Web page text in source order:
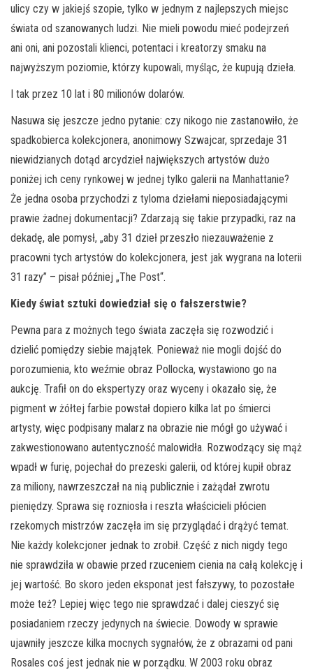
ulicy czy w jakiejś szopie, tylko w jednym z najlepszych miejsc
świata od szanowanych ludzi. Nie mieli powodu mieć podejrzeń
ani oni, ani pozostali klienci, potentaci i kreatorzy smaku na
najwyższym poziomie, którzy kupowali, myśląc, że kupują dzieła.
I tak przez 10 lat i 80 milionów dolarów.
Nasuwa się jeszcze jedno pytanie: czy nikogo nie zastanowiło, że
spadkobierca kolekcjonera, anonimowy Szwajcar, sprzedaje 31
niewidzianych dotąd arcydzieł największych artystów dużo
poniżej ich ceny rynkowej w jednej tylko galerii na Manhattanie?
Że jedna osoba przychodzi z tyloma dziełami nieposiadającymi
prawie żadnej dokumentacji? Zdarzają się takie przypadki, raz na
dekadę, ale pomysł, „aby 31 dzieł przeszło niezauważenie z
pracowni tych artystów do kolekcjonera, jest jak wygrana na loterii
31 razy” – pisał później „The Post“.
Kiedy świat sztuki dowiedział się o fałszerstwie?
Pewna para z możnych tego świata zaczęła się rozwodzić i
dzielić pomiędzy siebie majątek. Ponieważ nie mogli dojść do
porozumienia, kto weźmie obraz Pollocka, wystawiono go na
aukcję. Trafił on do ekspertyzy oraz wyceny i okazało się, że
pigment w żółtej farbie powstał dopiero kilka lat po śmierci
artysty, więc podpisany malarz na obrazie nie mógł go używać i
zakwestionowano autentyczność malowidła. Rozwodzący się mąż
wpadł w furię, pojechał do prezeski galerii, od której kupił obraz
za miliony, nawrzeszczał na nią publicznie i zażądał zwrotu
pieniędzy. Sprawa się rozniosła i reszta właścicieli płócien
rzekomych mistrzów zaczęła im się przyglądać i drążyć temat.
Nie każdy kolekcjoner jednak to zrobił. Część z nich nigdy tego
nie sprawdziła w obawie przed rzuceniem cienia na całą kolekcję i
jej wartość. Bo skoro jeden eksponat jest fałszywy, to pozostałe
może też? Lepiej więc tego nie sprawdzać i dalej cieszyć się
posiadaniem rzeczy jedynych na świecie. Dowody w sprawie
ujawniły jeszcze kilka mocnych sygnałów, że z obrazami od pani
Rosales coś jest jednak nie w porządku. W 2003 roku obraz